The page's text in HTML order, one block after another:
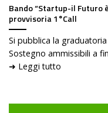
Bando “Startup-il Futuro
provvisoria 1°Call
Si pubblica la
Sostegno ammissibili a
➜ Leggi tutto